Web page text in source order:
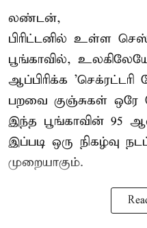
லண்டன்,
பிரிட்டனில் உள்ள
பூங்காவில்,
ஆப்பிரிக்க
பறவை குஞ்சுகள் ஒரே
இந்த பூங்காவின் 95
இப்படி ஒரு நிகழ்வு
முறையாகும்.